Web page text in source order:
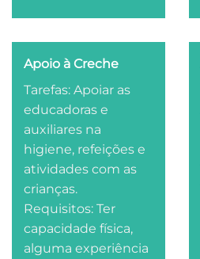
Apoio à Creche
Tarefas: Apoiar as
educadoras e
auxiliares na
higiene, refeições e
atividades com as
crianças.
Requisitos: Ter
capacidade física,
alguma experiência